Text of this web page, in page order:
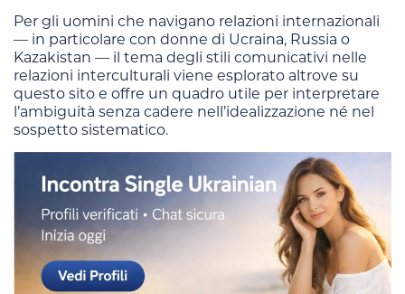
Per gli uomini che navigano relazioni internazionali
— in particolare con donne di Ucraina, Russia o
Kazakistan — il tema degli stili comunicativi nelle
relazioni interculturali viene esplorato altrove su
questo sito e offre un quadro utile per interpretare
l’ambiguità senza cadere nell’idealizzazione né nel
sospetto sistematico.